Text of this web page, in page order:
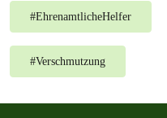
#EhrenamtlicheHelfer
#Verschmutzung